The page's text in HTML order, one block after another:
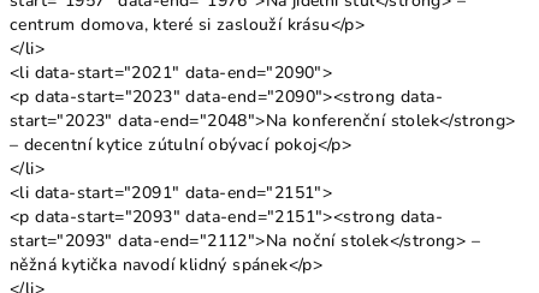
centrum domova, které si zaslouží krásu</p>
</li>
<li data-start="2021" data-end="2090">
<p data-start="2023" data-end="2090"><strong data-
start="2023" data-end="2048">Na konferenční stolek</strong>
– decentní kytice zútulní obývací pokoj</p>
</li>
<li data-start="2091" data-end="2151">
<p data-start="2093" data-end="2151"><strong data-
start="2093" data-end="2112">Na noční stolek</strong> –
něžná kytička navodí klidný spánek</p>